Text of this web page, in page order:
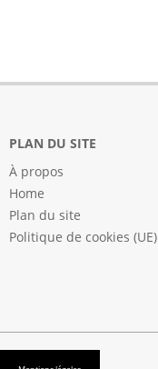
PLAN DU SITE
À propos
Home
Plan du site
Politique de cookies (UE)